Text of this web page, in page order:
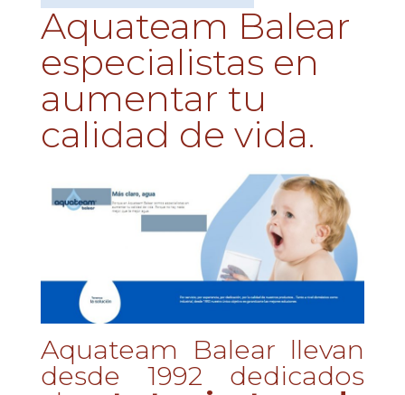
Aquateam Balear
especialistas en
aumentar tu
calidad de vida.
Aquateam Balear llevan
desde 1992 dedicados